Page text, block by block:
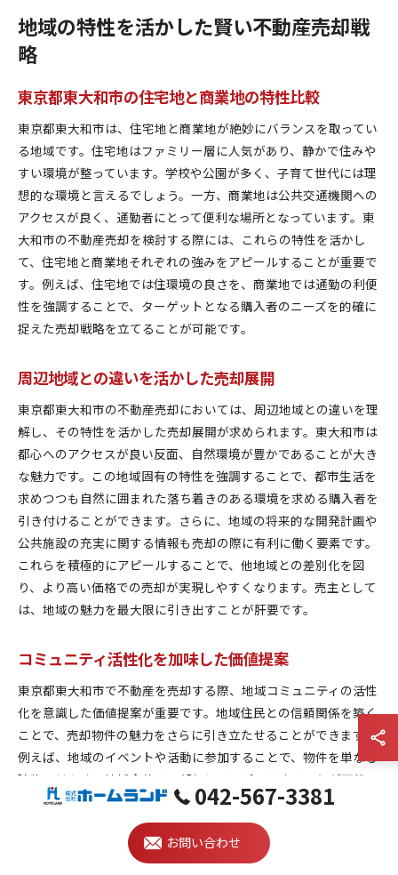
地域の特性を活かした賢い不動産売却戦
略
東京都東大和市の住宅地と商業地の特性比較
東京都東大和市は、住宅地と商業地が絶妙にバランスを取ってい
る地域です。住宅地はファミリー層に人気があり、静かで住みや
すい環境が整っています。学校や公園が多く、子育て世代には理
想的な環境と言えるでしょう。一方、商業地は公共交通機関への
アクセスが良く、通勤者にとって便利な場所となっています。東
大和市の不動産売却を検討する際には、これらの特性を活かし
て、住宅地と商業地それぞれの強みをアピールすることが重要で
す。例えば、住宅地では住環境の良さを、商業地では通勤の利便
性を強調することで、ターゲットとなる購入者のニーズを的確に
捉えた売却戦略を立てることが可能です。
周辺地域との違いを活かした売却展開
東京都東大和市の不動産売却においては、周辺地域との違いを理
解し、その特性を活かした売却展開が求められます。東大和市は
都心へのアクセスが良い反面、自然環境が豊かであることが大き
な魅力です。この地域固有の特性を強調することで、都市生活を
求めつつも自然に囲まれた落ち着きのある環境を求める購入者を
引き付けることができます。さらに、地域の将来的な開発計画や
公共施設の充実に関する情報も売却の際に有利に働く要素です。
これらを積極的にアピールすることで、他地域との差別化を図
り、より高い価格での売却が実現しやすくなります。売主として
は、地域の魅力を最大限に引き出すことが肝要です。
コミュニティ活性化を加味した価値提案
東京都東大和市で不動産を売却する際、地域コミュニティの活性
化を意識した価値提案が重要です。地域住民との信頼関係を築く
ことで、売却物件の魅力をさらに引き立たせることができます。
例えば、地域のイベントや活動に参加することで、物件を単なる
建物ではなく、地域全体の一部としてアピールすることが可能で
す。特に、地域特有の文化や歴史を理解し、それをプロモーショ
ンに取り入れることで、買い手にとっての付加価値を高められま
す。さらに、地方自治体や地域の団体と協力し、地域の活性化プ
ロジェクトに参加することで、物件の価値を高めるだけでなく、
042-567-3381
お問い合わせ